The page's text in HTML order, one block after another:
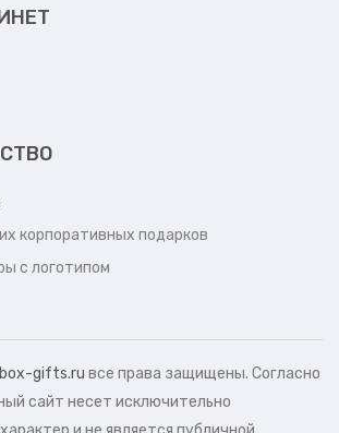
корпоративных подарков
с логотипом
box-gifts.ru все права защищены. Согласно
сайт несет исключительно